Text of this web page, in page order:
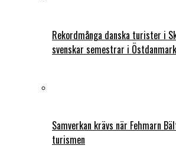
Rekordmånga danska turister i
svenskar semestrar i Östdanmark
Samverkan krävs när Fehmarn
turismen